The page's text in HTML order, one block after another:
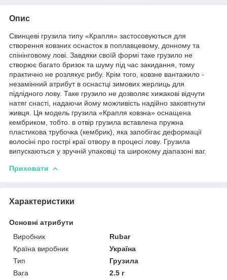
Опис
Свинцеві грузила типу «Крапля» застосовуються для
створення ковзних оснасток в поплавцевому, донному та
спінінговому лові. Завдяки своїй формі таке грузило не
створює багато бризок та шуму під час закидання, тому
практично не розлякує рибу. Крім того, ковзне вантажило -
незамінний атрибут в оснастці зимових жерлиць для
підлідного лову. Таке грузило не дозволяє хижакові відчути
натяг снасті, надаючи йому можливість надійно заковтнути
живця. Ця модель грузила «Крапля ковзна» оснащена
кембриком, тобто. в отвір грузила вставлена ​​пружна
пластикова трубочка (кембрик), яка запобігає деформації
волосіні про гострі краї отвору в процесі лову. Грузила
випускаються у зручній упаковці та широкому діапазоні ваг.
Приховати
Характеристики
Основні атрибути
Виробник
Rubar
Країна виробник
Україна
Тип
Грузила
Вага
2.5 г